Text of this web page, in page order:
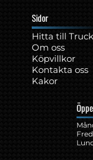
Sidor
Hitta till
Om oss
Köpvillkor
Kontakta oss
Kakor